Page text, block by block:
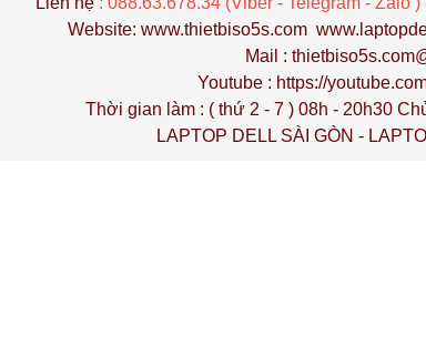
Website: www.thietbiso5s.com
Mail :
Youtube : https://
Thời gian làm : ( thứ 2 - 7 ) 08h - 20h30
LAPTOP DELL SÀI GÒN -